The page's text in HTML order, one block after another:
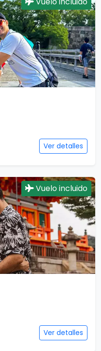
Ver detalles
Vuelo incluido
Ver detalles